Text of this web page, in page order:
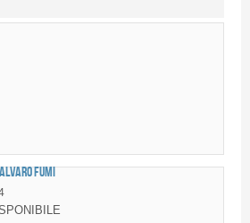
servizi
FUMI